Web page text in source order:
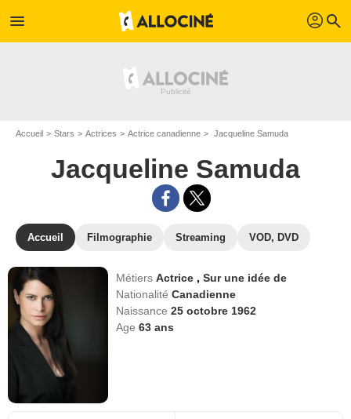
menu profil search
Accueil Stars Actrices Actrice canadienne Jacqueline Samuda
Jacqueline Samuda
Accueil Filmographie Streaming VOD, DVD
MétiersActrice ,Sur une idée de
NationalitéCanadienne
Naissance25 octobre 1962
Age63 ans